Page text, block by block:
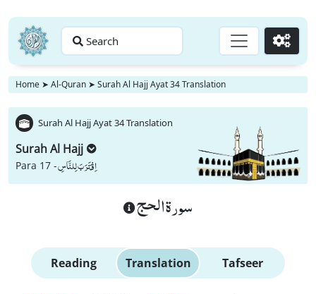
Search Go
Home ➤ Al-Quran ➤ Surah Al Hajj Ayat 34 Translation
Surah Al Hajj Ayat 34 Translation
Surah Al Hajj
Para 17 -اِقْتَرَبَ لِلنَّاسِ
سورة الحج
Reading Translation Tafseer